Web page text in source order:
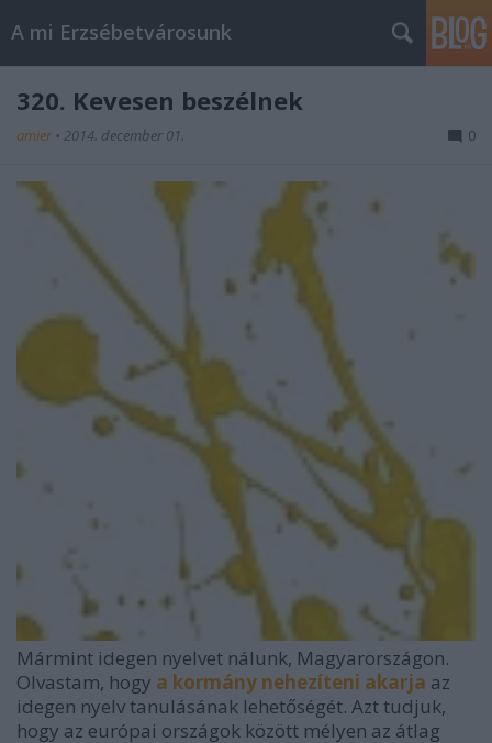
A mi Erzsébetvárosunk
320. Kevesen beszélnek
amier • 2014. december 01. 0
Mármint idegen nyelvet nálunk, Magyarországon.
Olvastam, hogy a kormány nehezíteni akarja az
idegen nyelv tanulásának lehetőségét. Azt tudjuk,
hogy az európai országok között mélyen az átlag